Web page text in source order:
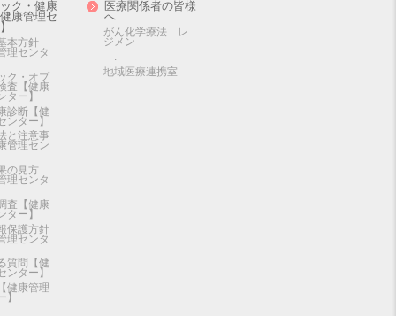
ク・健康
康管理セ
本方針
理センタ
ク・オプ
査【健康
ター】
診断【健
ンター】
と注意事
管理セン
の見方
理センタ
査【健康
ター】
保護方針
理センタ
質問【健
ンター】
健康管理
】
医療関係者の皆様
へ
がん化学療法 レ
ジメン
地域医療連携室